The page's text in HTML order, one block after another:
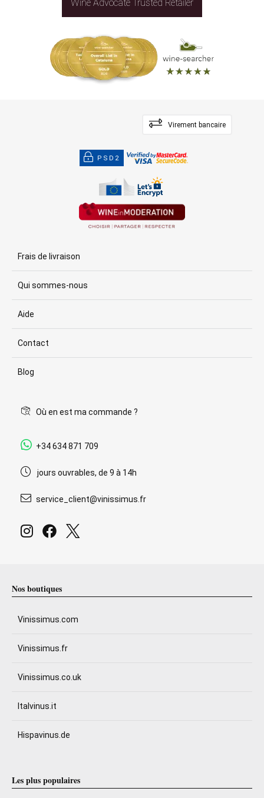
Wine Advocate Trusted Retailer
Virement bancaire
PSD2
Frais de livraison
Qui sommes-nous
Aide
Contact
Blog
Où en est ma commande ?
+34 634 871 709
jours ouvrables, de 9 à 14h
service_client@vinissimus.fr
Nos boutiques
Vinissimus.com
Vinissimus.fr
Vinissimus.co.uk
Italvinus.it
Hispavinus.de
Les plus populaires